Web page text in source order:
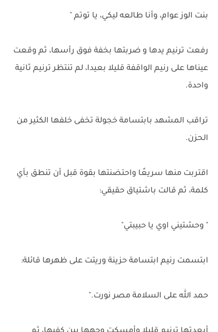
بنت الوز عوام، وأنا طالعه ليكي، يا توتم "
رفعت ترنيم يدها و ضربتها بخفة فوق رأسها، ثم وقعت
عيناها على رنيم الواقفة قليلا بعيدا، لم تنتظر ترنيم ثانية
واحدة.
تراقب المشهد بابتسامة خجولة تخفى خلفها الكثير من
الحزن.
اقتربت منها سريعًا واحتضنتها بقوة قبل أن تنطق بأي
كلمة، ثم قالت باشتياق حقيقي:
" وحشتيني اوي يا حبيبتي"
ابتسمت رنيم ابتسامة حزينة وريتت على ظهرها قائلة:
حمد الله على السلامة مصر نورت."